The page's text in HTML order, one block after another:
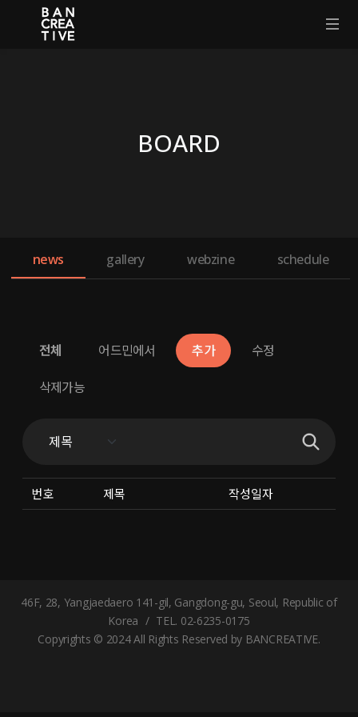
BOARD
news gallery webzine schedule
전체 어드민에서 추가 수정
삭제가능
번호 제목 작성일자
46F, 28, Yangjaedaero 141-gil, Gangdong-gu, Seoul, Republic of
Korea / TEL. 02-6235-0175
Copyrights © 2024 All Rights Reserved by BANCREATIVE.